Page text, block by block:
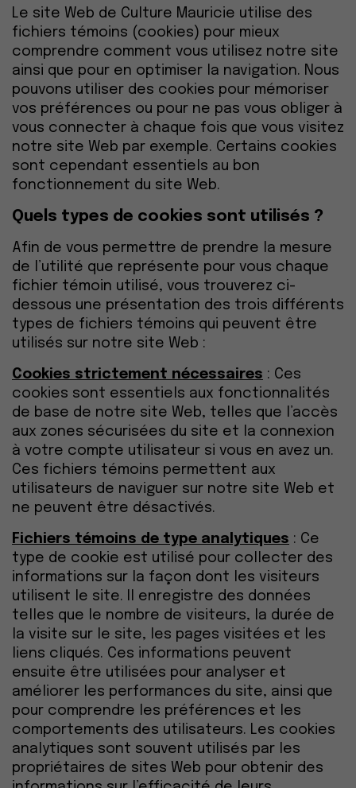
Le site Web de Culture Mauricie utilise des
fichiers témoins (cookies) pour mieux
comprendre comment vous utilisez notre site
ainsi que pour en optimiser la navigation. Nous
pouvons utiliser des cookies pour mémoriser
vos préférences ou pour ne pas vous obliger à
vous connecter à chaque fois que vous visitez
notre site Web par exemple. Certains cookies
sont cependant essentiels au bon
fonctionnement du site Web.
Quels types de cookies sont utilisés ?
Afin de vous permettre de prendre la mesure
de l’utilité que représente pour vous chaque
fichier témoin utilisé, vous trouverez ci-
dessous une présentation des trois différents
types de fichiers témoins qui peuvent être
utilisés sur notre site Web :
Cookies strictement nécessaires : Ces
cookies sont essentiels aux fonctionnalités
de base de notre site Web, telles que l’accès
aux zones sécurisées du site et la connexion
à votre compte utilisateur si vous en avez un.
Ces fichiers témoins permettent aux
utilisateurs de naviguer sur notre site Web et
ne peuvent être désactivés.
Fichiers témoins de type analytiques : Ce
type de cookie est utilisé pour collecter des
informations sur la façon dont les visiteurs
utilisent le site. Il enregistre des données
telles que le nombre de visiteurs, la durée de
la visite sur le site, les pages visitées et les
liens cliqués. Ces informations peuvent
ensuite être utilisées pour analyser et
améliorer les performances du site, ainsi que
pour comprendre les préférences et les
comportements des utilisateurs. Les cookies
analytiques sont souvent utilisés par les
propriétaires de sites Web pour obtenir des